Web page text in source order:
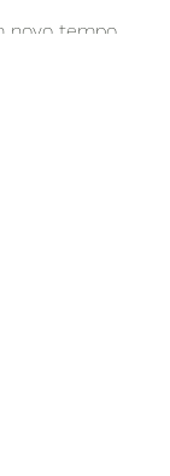
novo tempo.